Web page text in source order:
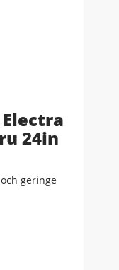
24in
geringe